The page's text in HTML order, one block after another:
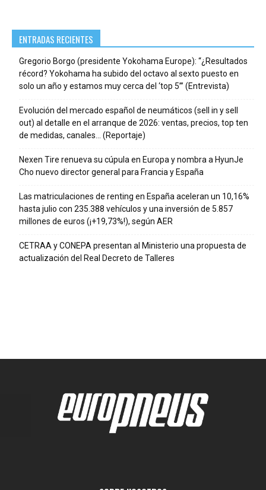
ENTRADAS RECIENTES
Gregorio Borgo (presidente Yokohama Europe): “¿Resultados
récord? Yokohama ha subido del octavo al sexto puesto en
solo un año y estamos muy cerca del ‘top 5’” (Entrevista)
Evolución del mercado español de neumáticos (sell in y sell
out) al detalle en el arranque de 2026: ventas, precios, top ten
de medidas, canales… (Reportaje)
Nexen Tire renueva su cúpula en Europa y nombra a HyunJe
Cho nuevo director general para Francia y España
Las matriculaciones de renting en España aceleran un 10,16%
hasta julio con 235.388 vehículos y una inversión de 5.857
millones de euros (¡+19,73%!), según AER
CETRAA y CONEPA presentan al Ministerio una propuesta de
actualización del Real Decreto de Talleres